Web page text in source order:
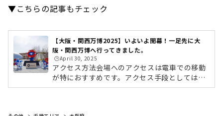
▼こちらの記事もチェック
【大阪・関西万博2025】いよいよ開幕！一足先に大
阪・関西万博へ行ってきました。
🕒️April 30, 2025
アクセス方法会場へのアクセスは電車での移動
が特におすすめです。アクセス手段としては以
下の方法があります・電車でのアクセス（最も